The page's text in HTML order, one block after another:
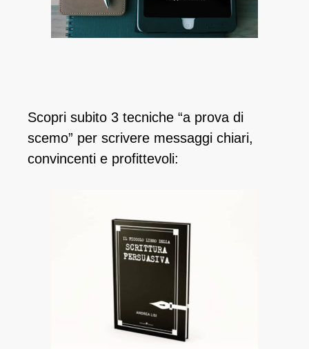
Scopri subito 3 tecniche “a prova di
scemo” per scrivere messaggi chiari,
convincenti e profittevoli: